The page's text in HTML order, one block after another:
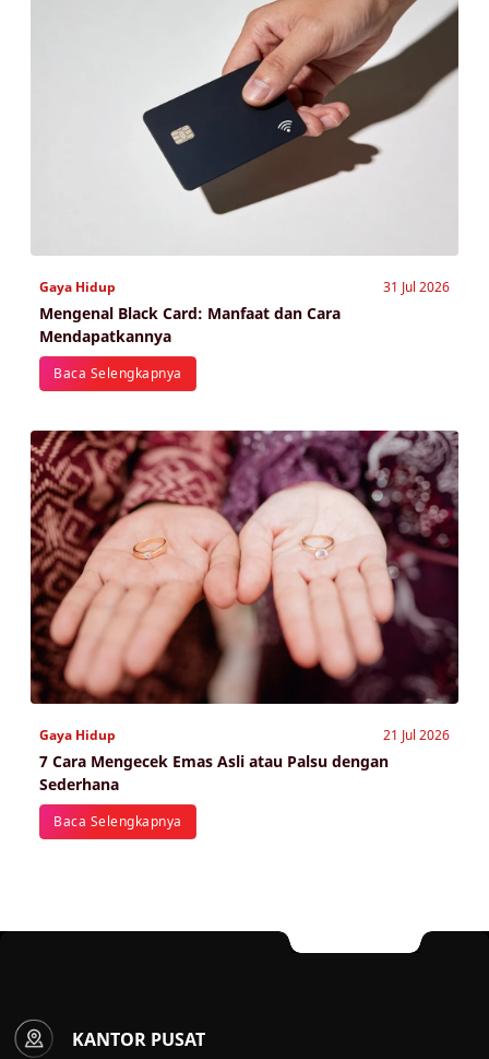
Gaya Hidup 31 Jul 2026
Mengenal Black Card: Manfaat dan Cara
Mendapatkannya
Baca Selengkapnya
Gaya Hidup 21 Jul 2026
7 Cara Mengecek Emas Asli atau Palsu dengan
Sederhana
Baca Selengkapnya
KANTOR PUSAT